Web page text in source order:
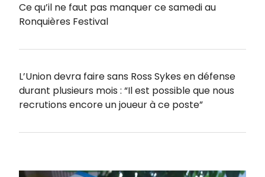
Ce qu’il ne faut pas manquer ce samedi au
Ronquières Festival
L’Union devra faire sans Ross Sykes en défense
durant plusieurs mois : “Il est possible que nous
recrutions encore un joueur à ce poste”